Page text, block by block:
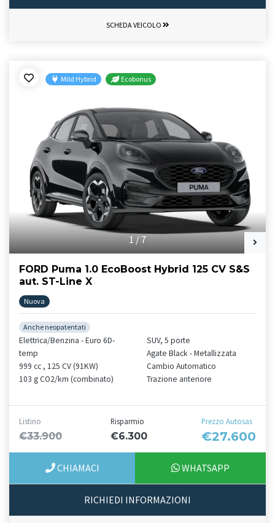
SCHEDA VEICOLO
1/7
Mild Hybrid Ecobonus
FORD Puma 1.0 EcoBoost Hybrid 125 CV S&S
aut. ST-Line X
Nuova
Anche neopatentati
Elettrica/Benzina - Euro 6D-
temp
999 cc , 125 CV (91KW)
103 g CO2/km (combinato)
SUV, 5 porte
Agate Black - Metallizzata
Cambio Automatico
Trazione anteriore
Listino
€33.900
Risparmio
€6.300
Prezzo Autosas
€27.600
CHIAMACI WHATSAPP
RICHIEDI INFORMAZIONI